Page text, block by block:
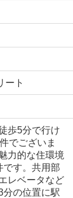
ート
歩5分で行け
でございま
力的な住環境
です。共用部
レベータなど
分の位置に駅